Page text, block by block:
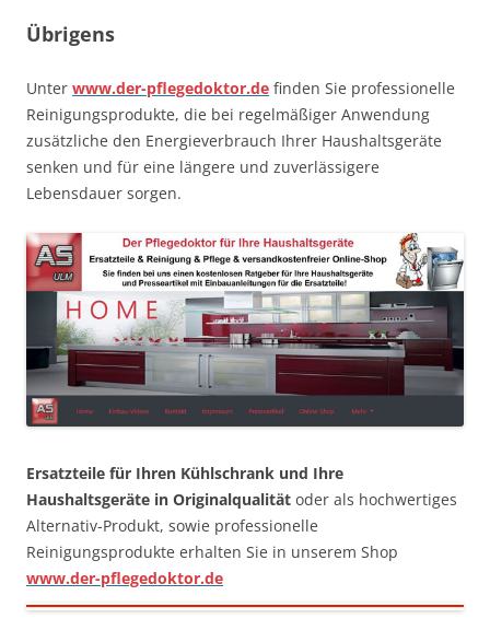
Übrigens
Unter www.der-pflegedoktor.de finden Sie professionelle
Reinigungsprodukte, die bei regelmäßiger Anwendung
zusätzliche den Energieverbrauch Ihrer Haushaltsgeräte
senken und für eine längere und zuverlässigere
Lebensdauer sorgen.
Ersatzteile für Ihren Kühlschrank und Ihre
Haushaltsgeräte in Originalqualität oder als hochwertiges
Alternativ-Produkt, sowie professionelle
Reinigungsprodukte erhalten Sie in unserem Shop
www.der-pflegedoktor.de